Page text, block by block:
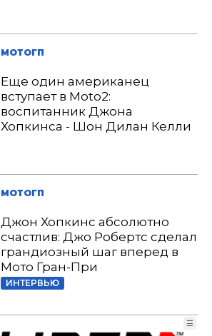
МОТОГП
Еще один американец
вступает в Moto2:
воспитанник Джона
Хопкинса - Шон Дилан Келли
МОТОГП
Джон Хопкинс абсолютно
счастлив: Джо Робертс сделал
грандиозный шаг вперед в
Мото Гран-При
ИНТЕРВЬЮ
☰